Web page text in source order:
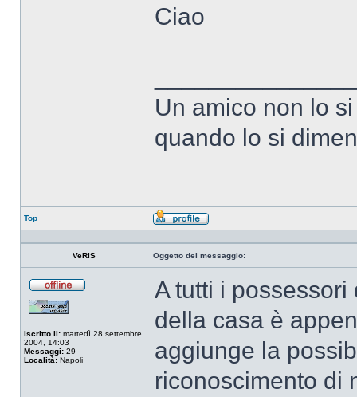
Ciao
Un amico non lo
quando lo si
Top
Profilo
VeRiS Oggetto del messaggio:
Iscritto il: martedì 28 settembre
2004, 14:03
Messaggi: 29
Località: Napoli
A tutti i
della casa è
aggiunge la
riconoscimento di